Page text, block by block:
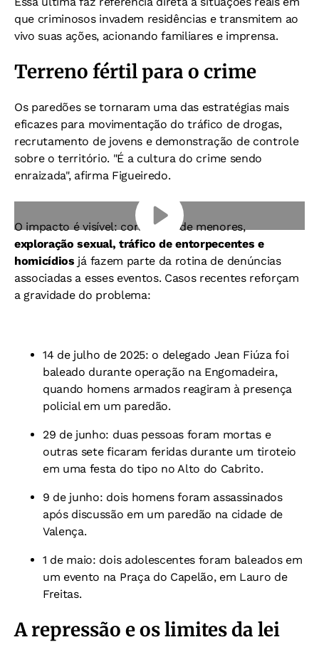
que criminosos invadem residências e transmitem ao
vivo suas ações, acionando familiares e imprensa.
Terreno fértil para o crime
Os paredões se tornaram uma das estratégias mais
eficazes para movimentação do tráfico de drogas,
recrutamento de jovens e demonstração de controle
sobre o território. "É a cultura do crime sendo
enraizada", afirma Figueiredo.
O impacto é visível: corrupção de menores,
exploração sexual, tráfico de entorpecentes e
homicídios já fazem parte da rotina de denúncias
associadas a esses eventos. Casos recentes reforçam
a gravidade do problema:
14 de julho de 2025: o delegado Jean Fiúza foi
baleado durante operação na Engomadeira,
quando homens armados reagiram à presença
policial em um paredão.
29 de junho: duas pessoas foram mortas e
outras sete ficaram feridas durante um tiroteio
em uma festa do tipo no Alto do Cabrito.
9 de junho: dois homens foram assassinados
após discussão em um paredão na cidade de
Valença.
1 de maio: dois adolescentes foram baleados em
um evento na Praça do Capelão, em Lauro de
Freitas.
A repressão e os limites da lei